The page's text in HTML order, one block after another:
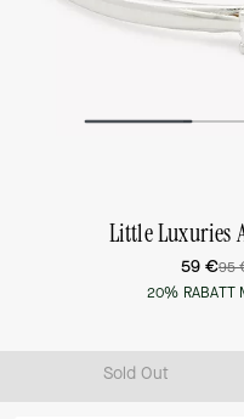
59 €95
20% RABATT
Sold Out